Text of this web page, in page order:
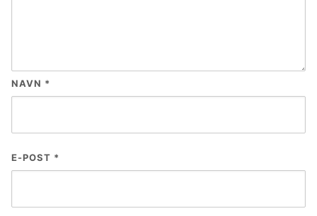
NAVN *
E-POST *